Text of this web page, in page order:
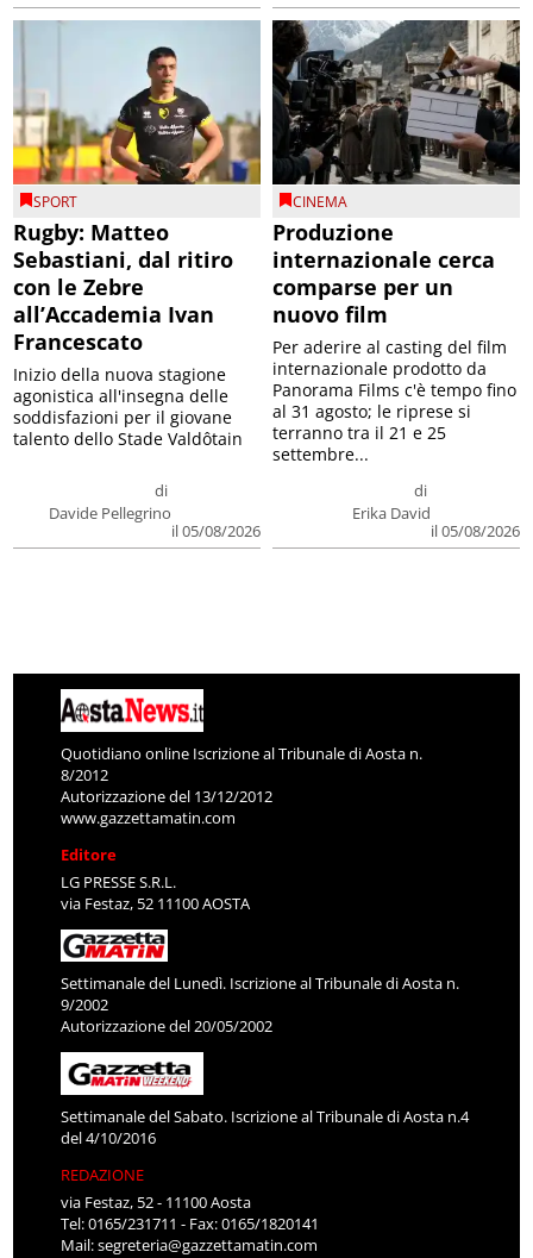
SPORT
Rugby: Matteo
Sebastiani, dal ritiro
con le Zebre
all’Accademia Ivan
Francescato
di
Davide Pellegrino
il 05/08/2026
Inizio della nuova stagione
agonistica all'insegna delle
soddisfazioni per il giovane
talento dello Stade Valdôtain
CINEMA
Produzione
internazionale cerca
comparse per un
nuovo film
di
Erika David
il 05/08/2026
Per aderire al casting del film
internazionale prodotto da
Panorama Films c'è tempo fino
al 31 agosto; le riprese si
terranno tra il 21 e 25
settembre...
Quotidiano online Iscrizione al Tribunale di Aosta n.
8/2012
Autorizzazione del 13/12/2012
www.gazzettamatin.com
Editore
LG PRESSE S.R.L.
via Festaz, 52 11100 AOSTA
Settimanale del Lunedì. Iscrizione al Tribunale di Aosta n.
9/2002
Autorizzazione del 20/05/2002
Settimanale del Sabato. Iscrizione al Tribunale di Aosta n.4
del 4/10/2016
REDAZIONE
via Festaz, 52 - 11100 Aosta
Tel: 0165/231711 - Fax: 0165/1820141
Mail:segreteria@gazzettamatin.com